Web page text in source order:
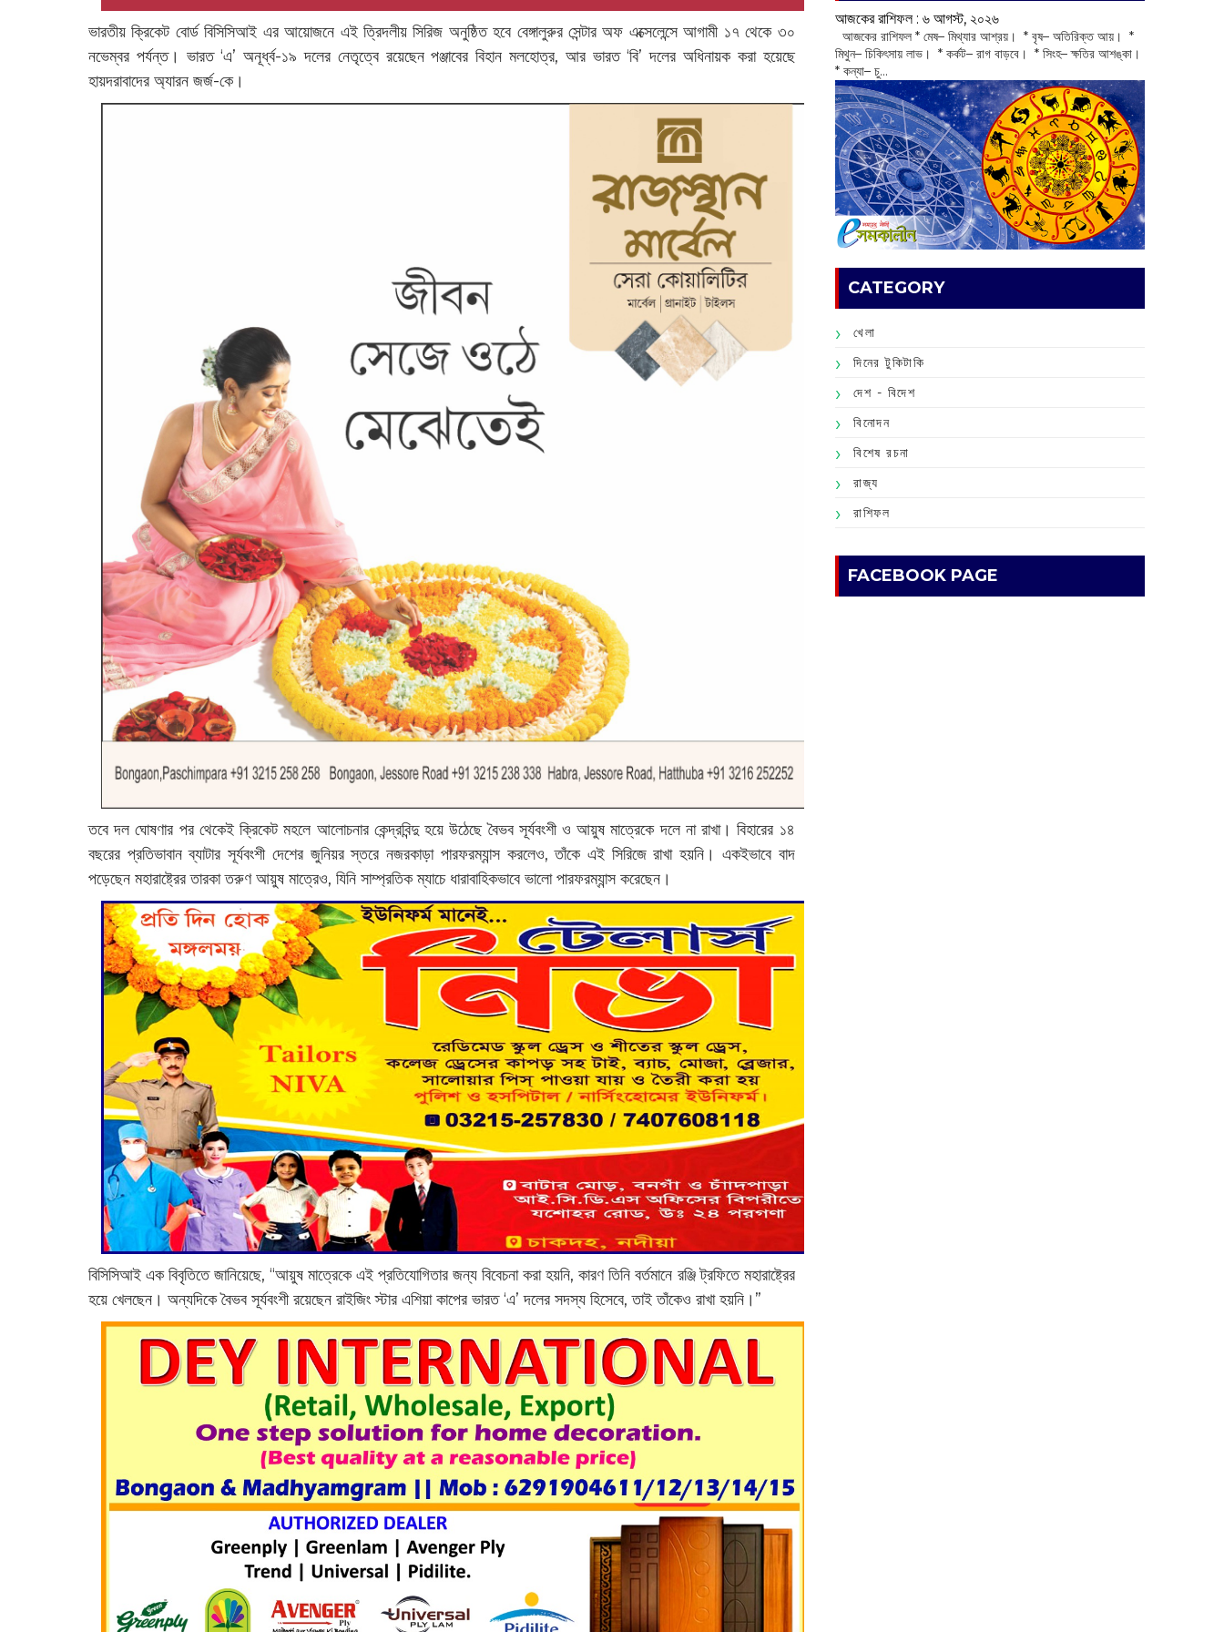
ভারতীয় ক্রিকেট বোর্ড বিসিসিআই এর আয়োজনে এই ত্রিদলীয় সিরিজ অনুষ্ঠিত হবে বেঙ্গালুরুর সেন্টার অফ এক্সেলেন্সে আগামী ১৭ থেকে ৩০
নভেম্বর পর্যন্ত। ভারত ‘এ’ অনূর্ধ্ব-১৯ দলের নেতৃত্বে রয়েছেন পঞ্জাবের বিহান মলহোত্র, আর ভারত ‘বি’ দলের অধিনায়ক করা হয়েছে
হায়দরাবাদের অ্যারন জর্জ-কে।
তবে দল ঘোষণার পর থেকেই ক্রিকেট মহলে আলোচনার কেন্দ্রবিন্দু হয়ে উঠেছে বৈভব সূর্যবংশী ও আয়ুষ মাত্রেকে দলে না রাখা। বিহারের ১৪
বছরের প্রতিভাবান ব্যাটার সূর্যবংশী দেশের জুনিয়র স্তরে নজরকাড়া পারফরম্যান্স করলেও, তাঁকে এই সিরিজে রাখা হয়নি। একইভাবে বাদ
পড়েছেন মহারাষ্ট্রের তারকা তরুণ আয়ুষ মাত্রেও, যিনি সাম্প্রতিক ম্যাচে ধারাবাহিকভাবে ভালো পারফরম্যান্স করেছেন।
বিসিসিআই এক বিবৃতিতে জানিয়েছে, “আয়ুষ মাত্রেকে এই প্রতিযোগিতার জন্য বিবেচনা করা হয়নি, কারণ তিনি বর্তমানে রঞ্জি ট্রফিতে মহারাষ্ট্রের
হয়ে খেলছেন। অন্যদিকে বৈভব সূর্যবংশী রয়েছেন রাইজিং স্টার এশিয়া কাপের ভারত ‘এ’ দলের সদস্য হিসেবে, তাই তাঁকেও রাখা হয়নি।”
আজকের রাশিফল :‌ ‌‌৬ আগস্ট, ২০২৬
‌ আজকের রাশিফল * মেষ– মিথ্যার আশ্রয়। * বৃষ– অতিরিক্ত আয়। *
মিথুন– চিকিৎসায় লাভ। * কর্কট– রাগ বাড়বে। * সিংহ– ক্ষতির আশঙ্কা।
* কন্যা– চু...
CATEGORY
খেলা
দিনের টুকিটাকি
দেশ - বিদেশ
বিনোদন
বিশেষ রচনা
রাজ্য
রাশিফল
FACEBOOK PAGE